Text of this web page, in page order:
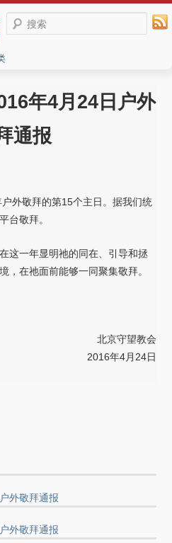
搜索
年4月24日户外
通报
外敬拜的第15个主日。据我们统
台敬拜。
这一年显明祂的同在、引导和拯
，在祂面前能够一同聚集敬拜。
北京守望教会
2016年4月24日
外敬拜通报
外敬拜通报